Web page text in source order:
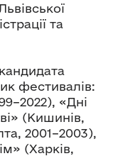
та
фестивалів:
«Дні
(Кишинів,
2001–2003),
(Харків,